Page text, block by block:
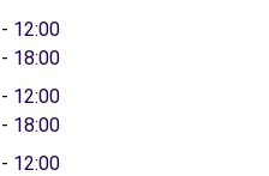
12:00
18:00
12:00
18:00
12:00